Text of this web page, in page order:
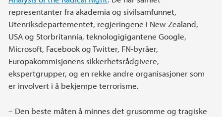
representanter fra akademia og sivilsamfunnet,
Utenriksdepartementet, regjeringene i New Zealand,
USA og Storbritannia, teknologigigantene Google,
Microsoft, Facebook og Twitter, FN-byråer,
Europakommisjonens sikkerhetsrådgivere,
ekspertgrupper, og en rekke andre organisasjoner som
er involvert i å bekjempe terrorisme.
– Den beste måten å minnes det grusomme og tragiske